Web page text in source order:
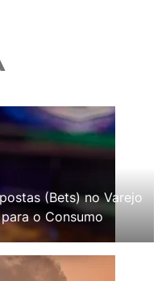
(Bets) no Varejo
o Consumo